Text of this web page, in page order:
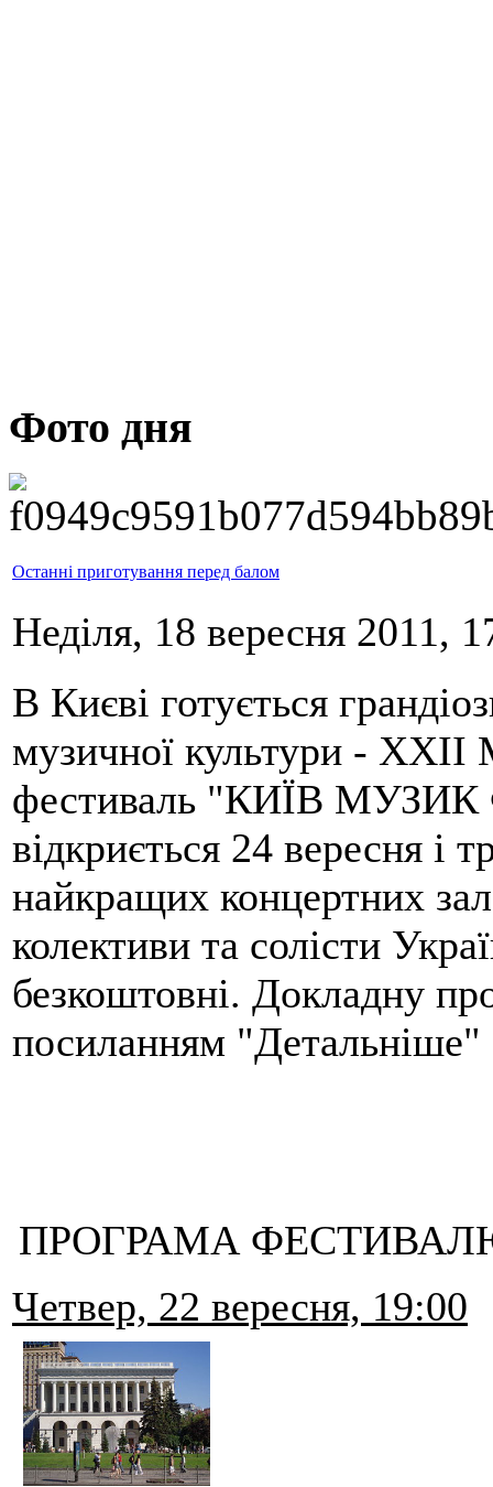
Фото дня
Останні приготування перед балом
Неділя, 18 вересня 2011,
В Києві готується
музичної культури -
фестиваль "КИЇВ МУЗИК
відкриється 24 вересня і
найкращих концертних
колективи та солісти
безкоштовні. Докладну
посиланням "Детальніше"
ПРОГРАМА
Четвер, 22 вересня, 19:00